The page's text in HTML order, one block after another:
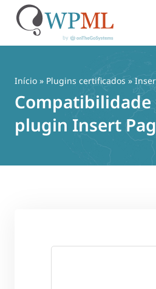
Início » Plugins certificados »
Compatibilidade
plugin Insert